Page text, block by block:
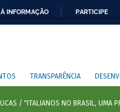
INFORMAÇÃO PARTICIPE
TRANSPARÊNCIA